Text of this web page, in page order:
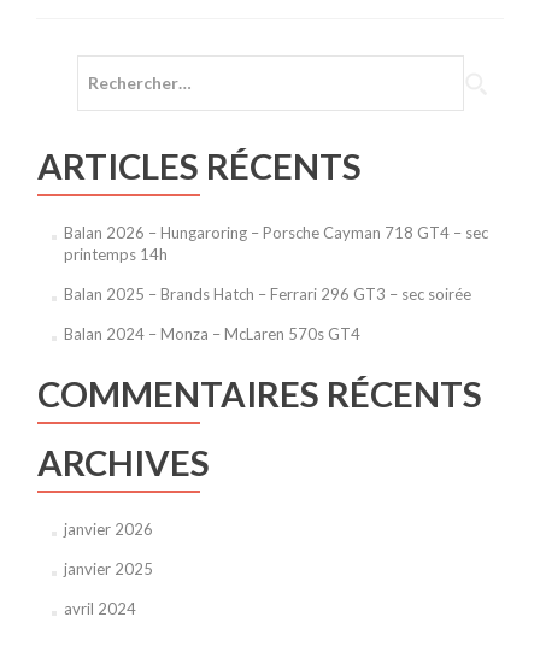
ARTICLES RÉCENTS
Balan 2026 – Hungaroring – Porsche Cayman 718 GT4 – sec
printemps 14h
Balan 2025 – Brands Hatch – Ferrari 296 GT3 – sec soirée
Balan 2024 – Monza – McLaren 570s GT4
COMMENTAIRES RÉCENTS
ARCHIVES
janvier 2026
janvier 2025
avril 2024